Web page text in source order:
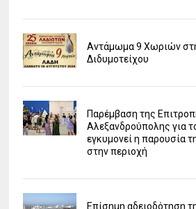
Αντάμωμα 9 Χωριών
Διδυμοτείχου
Παρέμβαση της
Αλεξανδρούπολης για
εγκυμονεί η παρουσία
στην περιοχή
Επίσημη αδειοδότηση